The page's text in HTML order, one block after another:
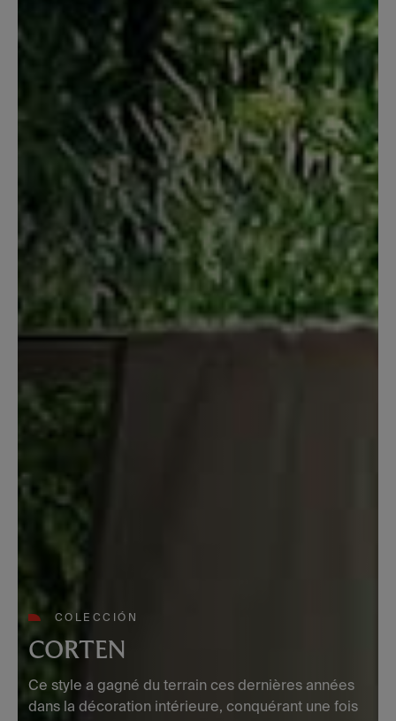
COLECCIÓN
CORTEN
Ce style a gagné du terrain ces dernières années
dans la décoration intérieure, conquérant une fois